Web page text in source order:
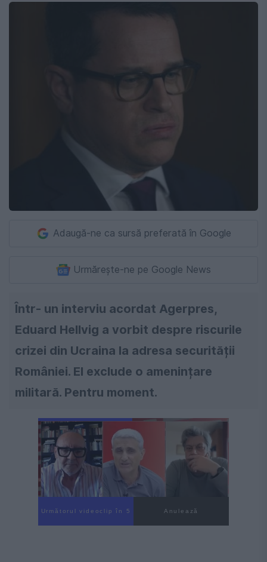
Adaugă-ne ca sursă preferată în Google
Urmărește-ne pe Google News
Într- un interviu acordat Agerpres,
Eduard Hellvig a vorbit despre riscurile
crizei din Ucraina la adresa securității
României. El exclude o amenințare
militară. Pentru moment.
Următorul videoclip în 3 Anulează